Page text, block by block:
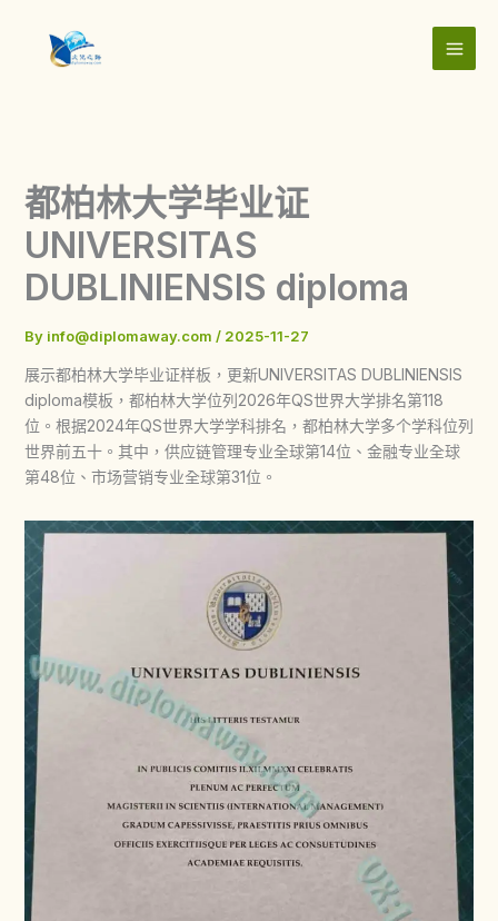
content
都柏林大学毕业证
UNIVERSITAS
DUBLINIENSIS diploma
By info@diplomaway.com / 2025-11-27
展示都柏林大学毕业证样板，更新UNIVERSITAS DUBLINIENSIS
diploma模板，都柏林大学位列2026年QS世界大学排名第118
位。根据2024年QS世界大学学科排名，都柏林大学多个学科位列
世界前五十。其中，供应链管理专业全球第14位、金融专业全球
第48位、市场营销专业全球第31位。